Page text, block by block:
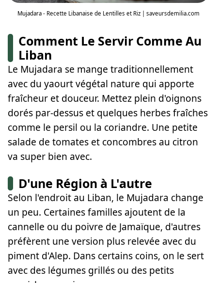
Mujadara - Recette Libanaise de Lentilles et Riz | saveursdemilia.com
Comment Le Servir Comme Au
Liban
Le Mujadara se mange traditionnellement
avec du yaourt végétal nature qui apporte
fraîcheur et douceur. Mettez plein d'oignons
dorés par-dessus et quelques herbes fraîches
comme le persil ou la coriandre. Une petite
salade de tomates et concombres au citron
va super bien avec.
D'une Région à L'autre
Selon l'endroit au Liban, le Mujadara change
un peu. Certaines familles ajoutent de la
cannelle ou du poivre de Jamaïque, d'autres
préfèrent une version plus relevée avec du
piment d'Alep. Dans certains coins, on le sert
avec des légumes grillés ou des petits